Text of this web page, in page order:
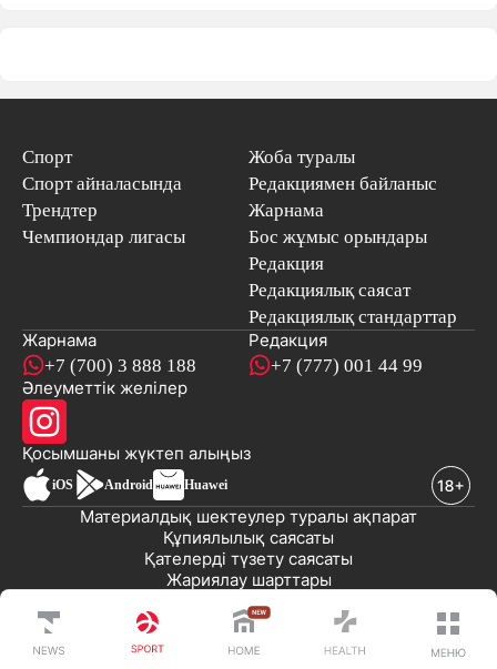
Спорт
Спорт айналасында
Трендтер
Чемпиондар лигасы
Жоба туралы
Редакциямен байланыс
Жарнама
Бос жұмыс орындары
Редакция
Редакциялық саясат
Редакциялық стандарттар
Жарнама
+7 (700) 3 888 188
Редакция
+7 (777) 001 44 99
Әлеуметтік желілер
Қосымшаны жүктеп алыңыз
iOS Android Huawei
Жариялау шарттары
Қателерді түзету саясаты
Құпиялылық саясаты
Материалдық шектеулер туралы ақпарат
© 2008-2026 «EML» ЖШС